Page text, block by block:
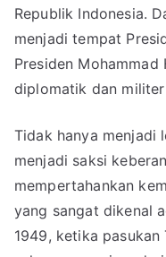
Republik Indonesia.
menjadi tempat
Presiden
diplomatik dan
Tidak hanya menjadi
menjadi saksi
mempertahankan
yang sangat dikenal
1949, ketika